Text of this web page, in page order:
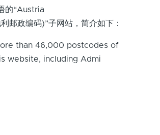
的“Austria
邮政编码)”子网站，简介如下：
than 46,000 postcodes of
website, including Admi